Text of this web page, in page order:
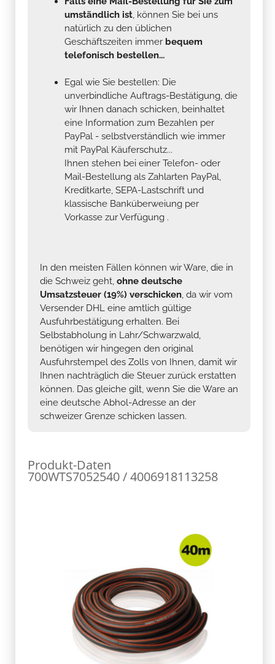
umständlich ist, können Sie bei uns
natürlich zu den üblichen
Geschäftszeiten immer bequem
telefonisch bestellen...
Egal wie Sie bestellen: Die
unverbindliche Auftrags-Bestätigung, die
wir Ihnen danach schicken, beinhaltet
eine Information zum Bezahlen per
PayPal - selbstverständlich wie immer
mit PayPal Käuferschutz...
Ihnen stehen bei einer Telefon- oder
Mail-Bestellung als Zahlarten PayPal,
Kreditkarte, SEPA-Lastschrift und
klassische Banküberweiung per
Vorkasse zur Verfügung .
In den meisten Fällen können wir Ware, die in
die Schweiz geht, ohne deutsche
Umsatzsteuer (19%) verschicken, da wir vom
Versender DHL eine amtlich gültige
Ausfuhrbestätigung erhalten. Bei
Selbstabholung in Lahr/Schwarzwald,
benötigen wir hingegen den original
Ausfuhrstempel des Zolls von Ihnen, damit wir
Ihnen nachträglich die Steuer zurück erstatten
können. Das gleiche gilt, wenn Sie die Ware an
eine deutsche Abhol-Adresse an der
schweizer Grenze schicken lassen.
Produkt-Daten
700WTS7052540 / 4006918113258